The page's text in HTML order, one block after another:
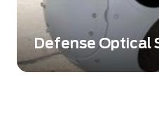
Defense Optical
LWIR and MWIR